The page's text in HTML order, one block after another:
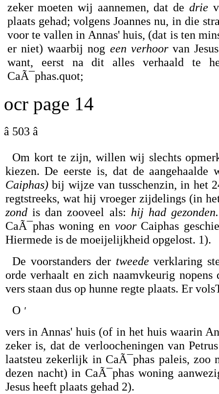
zeker moeten wij aannemen, dat de drie
plaats gehad; volgens Joannes nu, in die
voor te vallen in Annas' huis, (dat is ten
er niet) waarbij nog een verhoorvan
want, eerst na dit alles verhaald te
CaÃ¯phas.quot;
ocr page 14
â 503 â
Om kort te zijn, willen wij slechts
kiezen. De eerste is, dat de aangehaalde
Caiphas)bij wijze van tusschenzin, in het
regtstreeks, wat hij vroeger zijdelings (in
zondis dan zooveel als: hij had gezonden.
CaÃ¯phas woning en voorCaiphas
Hiermede is de moeijelijkheid opgelost. 1).
De voorstanders dertweede verklaring
orde verhaalt en zich naamvkeurig
vers staan dus op hunne regte plaats. Er
O '
vers in Annas' huis (of in het huis waarin
zeker is, dat de verloocheningen van
laatsteu zekerlijk in CaÃ¯phas paleis, zoo
dezen nacht) in CaÃ¯phas woning
Jesus heeft plaats gehad 2).